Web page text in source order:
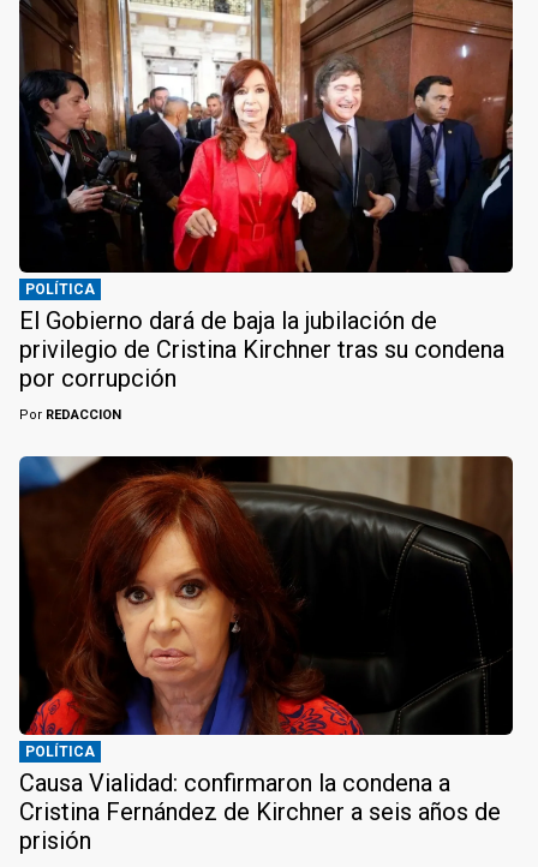
POLÍTICA
El Gobierno dará de baja la jubilación de
privilegio de Cristina Kirchner tras su condena
por corrupción
Por REDACCION
POLÍTICA
Causa Vialidad: confirmaron la condena a
Cristina Fernández de Kirchner a seis años de
prisión